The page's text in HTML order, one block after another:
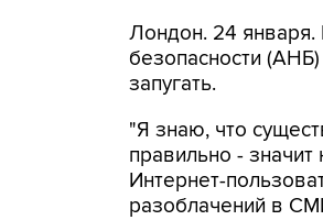
Лондон. 24 января.
безопасности
запугать.
"Я знаю, что
правильно -
Интернет-
разоблачений в